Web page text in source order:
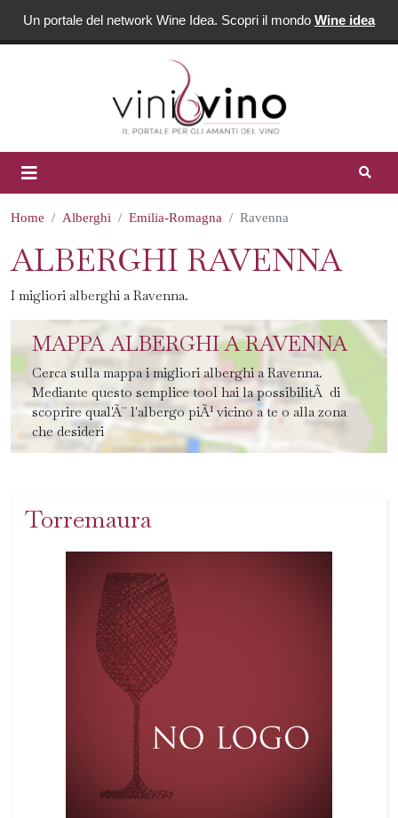
Un portale del network Wine Idea. Scopri il mondo Wine idea
Home Alberghi Emilia-Romagna Ravenna
ALBERGHI RAVENNA
I migliori alberghi a Ravenna.
MAPPA ALBERGHI A RAVENNA
Cerca sulla mappa i migliori alberghi a Ravenna.
Mediante questo semplice tool hai la possibilitÃ di
scoprire qual'Ã¨ l'albergo piÃ¹ vicino a te o alla zona
che desideri
Torremaura